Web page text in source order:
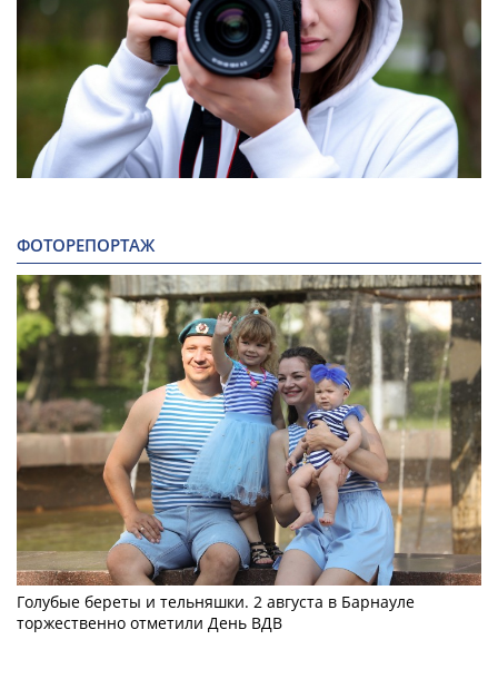
ФОТОРЕПОРТАЖ
Голубые береты и тельняшки. 2 августа в Барнауле
торжественно отметили День ВДВ